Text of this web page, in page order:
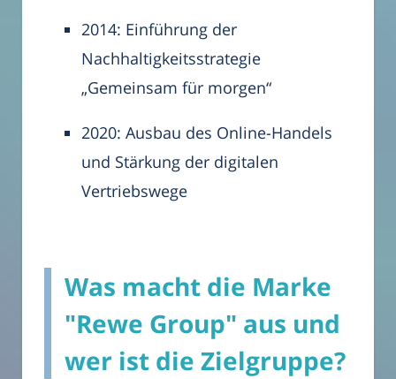
2014: Einführung der
Nachhaltigkeitsstrategie
„Gemeinsam für morgen“
2020: Ausbau des Online-Handels
und Stärkung der digitalen
Vertriebswege
Was macht die Marke
"Rewe Group" aus und
wer ist die Zielgruppe?